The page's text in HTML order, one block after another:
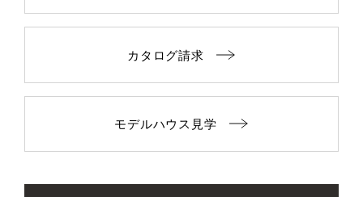
カタログ請求
モデルハウス見学